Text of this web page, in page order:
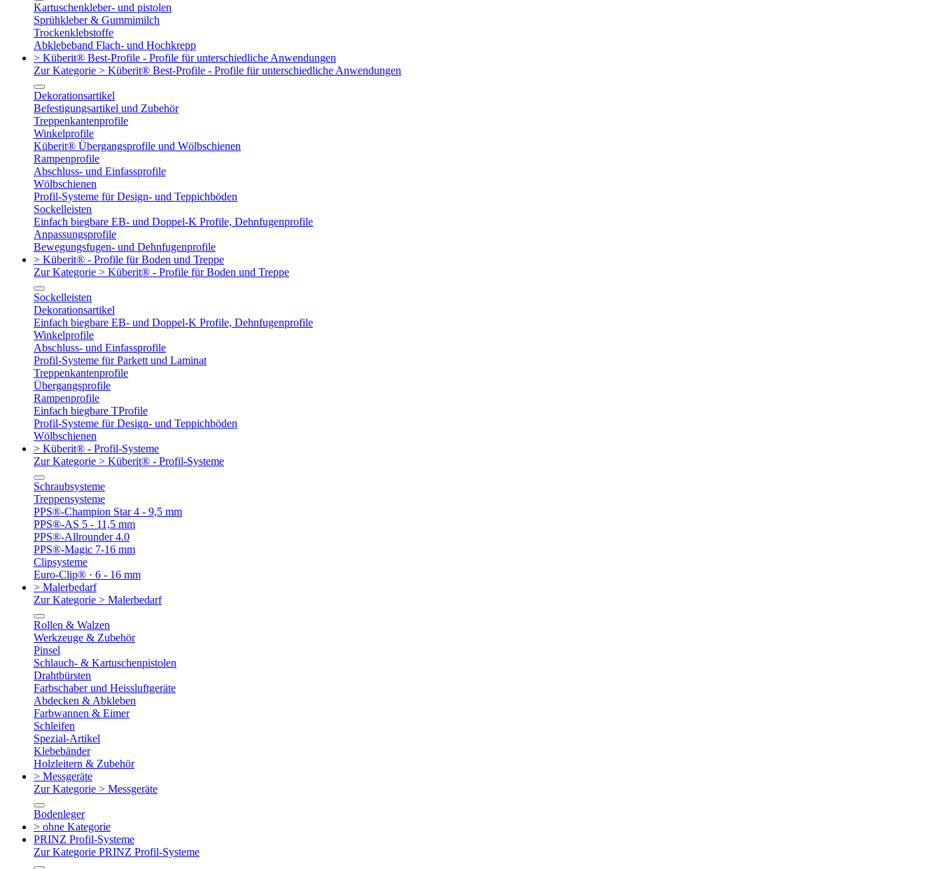
Kartuschenkleber- und pistolen
Sprühkleber & Gummimilch
Trockenklebstoffe
Abklebeband Flach- und Hochkrepp
> Küberit® Best-Profile - Profile für unterschiedliche Anwendungen
Zur Kategorie > Küberit® Best-Profile - Profile für unterschiedliche Anwendungen
Dekorationsartikel
Befestigungsartikel und Zubehör
Treppenkantenprofile
Winkelprofile
Küberit® Übergangsprofile und Wölbschienen
Rampenprofile
Abschluss- und Einfassprofile
Wölbschienen
Profil-Systeme für Design- und Teppichböden
Sockelleisten
Einfach biegbare EB- und Doppel-K Profile, Dehnfugenprofile
Anpassungsprofile
Bewegungsfugen- und Dehnfugenprofile
> Küberit® - Profile für Boden und Treppe
Zur Kategorie > Küberit® - Profile für Boden und Treppe
Sockelleisten
Dekorationsartikel
Einfach biegbare EB- und Doppel-K Profile, Dehnfugenprofile
Winkelprofile
Abschluss- und Einfassprofile
Profil-Systeme für Parkett und Laminat
Treppenkantenprofile
Übergangsprofile
Rampenprofile
Einfach biegbare TProfile
Profil-Systeme für Design- und Teppichböden
Wölbschienen
> Küberit® - Profil-Systeme
Zur Kategorie > Küberit® - Profil-Systeme
Schraubsysteme
Treppensysteme
PPS®-Champion Star 4 - 9,5 mm
PPS®-AS 5 - 11,5 mm
PPS®-Allrounder 4.0
PPS®-Magic 7-16 mm
Clipsysteme
Euro-Clip® · 6 - 16 mm
> Malerbedarf
Zur Kategorie > Malerbedarf
Rollen & Walzen
Werkzeuge & Zubehör
Pinsel
Schlauch- & Kartuschenpistolen
Drahtbürsten
Farbschaber und Heissluftgeräte
Abdecken & Abkleben
Farbwannen & Eimer
Schleifen
Spezial-Artikel
Klebebänder
Holzleitern & Zubehör
> Messgeräte
Zur Kategorie > Messgeräte
Bodenleger
> ohne Kategorie
PRINZ Profil-Systeme
Zur Kategorie PRINZ Profil-Systeme